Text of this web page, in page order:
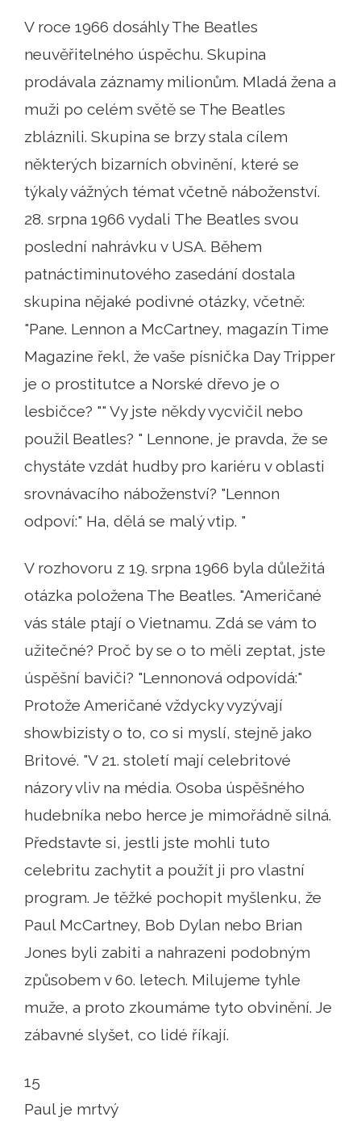
V roce 1966 dosáhly The Beatles
neuvěřitelného úspěchu. Skupina
prodávala záznamy milionům. Mladá žena a
muži po celém světě se The Beatles
zbláznili. Skupina se brzy stala cílem
některých bizarních obvinění, které se
týkaly vážných témat včetně náboženství.
28. srpna 1966 vydali The Beatles svou
poslední nahrávku v USA. Během
patnáctiminutového zasedání dostala
skupina nějaké podivné otázky, včetně:
"Pane. Lennon a McCartney, magazín Time
Magazine řekl, že vaše písnička Day Tripper
je o prostitutce a Norské dřevo je o
lesbičce? "" Vy jste někdy vycvičil nebo
použil Beatles? " Lennone, je pravda, že se
chystáte vzdát hudby pro kariéru v oblasti
srovnávacího náboženství? "Lennon
odpoví:" Ha, dělá se malý vtip. "
V rozhovoru z 19. srpna 1966 byla důležitá
otázka položena The Beatles. "Američané
vás stále ptají o Vietnamu. Zdá se vám to
užitečné? Proč by se o to měli zeptat, jste
úspěšní baviči? "Lennonová odpovídá:"
Protože Američané vždycky vyzývají
showbizisty o to, co si myslí, stejně jako
Britové. "V 21. století mají celebritové
názory vliv na média. Osoba úspěšného
hudebníka nebo herce je mimořádně silná.
Představte si, jestli jste mohli tuto
celebritu zachytit a použít ji pro vlastní
program. Je těžké pochopit myšlenku, že
Paul McCartney, Bob Dylan nebo Brian
Jones byli zabiti a nahrazeni podobným
způsobem v 60. letech. Milujeme tyhle
muže, a proto zkoumáme tyto obvinění. Je
zábavné slyšet, co lidé říkají.
15
Paul je mrtvý